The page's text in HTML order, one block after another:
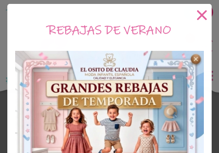
El Osito de Claudia
Tu tienda online de Moda Infantil
0€
Ceremonia Niña
CEREMONIA
REBAJAS DE VERANO